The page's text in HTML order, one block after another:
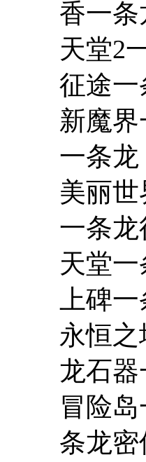
香一条
天堂2
征途一
新魔
一条龙
美丽
一条
天堂
上碑
永恒
龙石
冒险
条龙